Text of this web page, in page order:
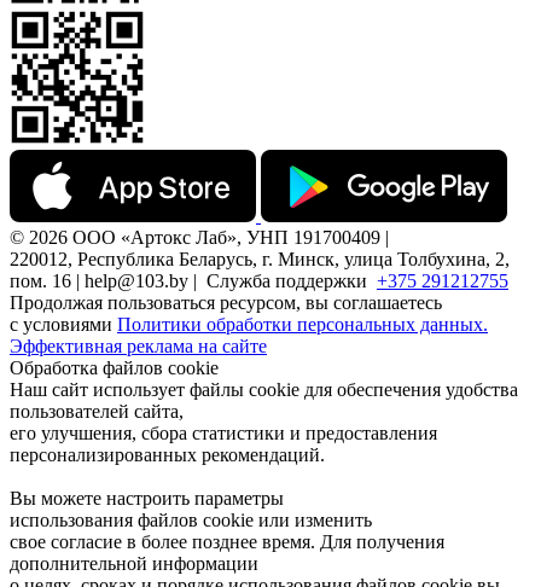
© 2026 ООО «Артокс Лаб», УНП 191700409 |
220012, Республика Беларусь, г. Минск, улица Толбухина, 2,
пом. 16 | help@103.by | Служба поддержки +375 291212755
Продолжая пользоваться ресурсом, вы соглашаетесь
с условиями Политики обработки персональных данных.
Эффективная реклама на сайте
Обработка файлов cookie
Наш сайт использует файлы cookie для обеспечения удобства
пользователей сайта,
его улучшения, сбора статистики и предоставления
персонализированных рекомендаций.
Вы можете настроить параметры
использования файлов cookie или изменить
свое согласие в более позднее время. Для получения
дополнительной информации